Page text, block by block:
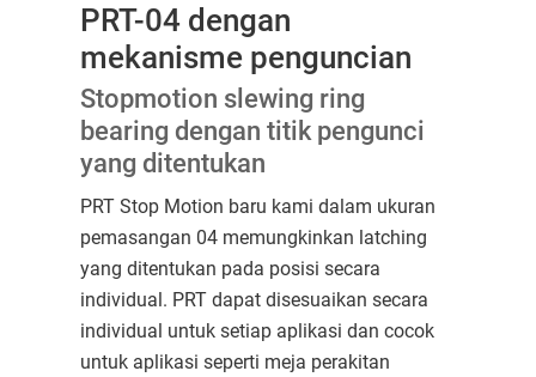
PRT-04 dengan
mekanisme penguncian
Stopmotion slewing ring
bearing dengan titik pengunci
yang ditentukan
PRT Stop Motion baru kami dalam ukuran
pemasangan 04 memungkinkan latching
yang ditentukan pada posisi secara
individual. PRT dapat disesuaikan secara
individual untuk setiap aplikasi dan cocok
untuk aplikasi seperti meja perakitan